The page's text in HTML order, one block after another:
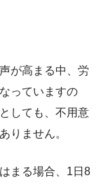
が高まる中、労
っていますの
しても、不用意
りません。
まる場合、1日8